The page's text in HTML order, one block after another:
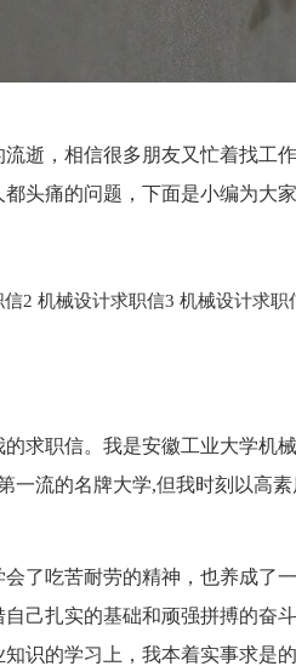
逝，相信很多朋友又忙着找工
头痛的问题，下面是小编为大
求职信。我是安徽工业大学机
一流的名牌大学,但我时刻以高
了吃苦耐劳的精神，也养成了
己扎实的基础和顽强拼搏的奋
识的学习上，我本着实事求是
信2 机械设计求职信3 机械设计求职